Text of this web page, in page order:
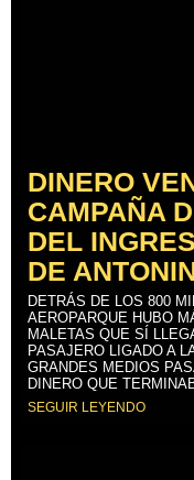
DINERO
CAMPAÑA
DEL
DE
DETRÁS DE LOS 800
AEROPARQUE HUBO
MALETAS QUE SÍ
PASAJERO LIGADO A
GRANDES MEDIOS
DINERO QUE
SEGUIR LEYENDO